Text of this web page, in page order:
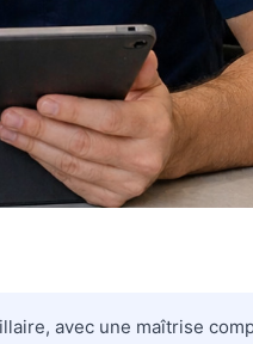
avec une maîtrise